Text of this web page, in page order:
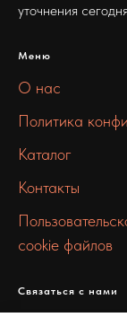
уточнения
Меню
О нас
Политика
Каталог
Контакты
cookie файлов
Связаться с нами